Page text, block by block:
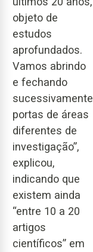
objeto de
estudos
aprofundados.
Vamos abrindo
e fechando
sucessivamente
portas de áreas
diferentes de
investigação”,
explicou,
indicando que
existem ainda
“entre 10 a 20
artigos
científicos” em